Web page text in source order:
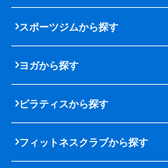
スポーツジムから探す
ヨガから探す
ピラティスから探す
フィットネスクラブから探す